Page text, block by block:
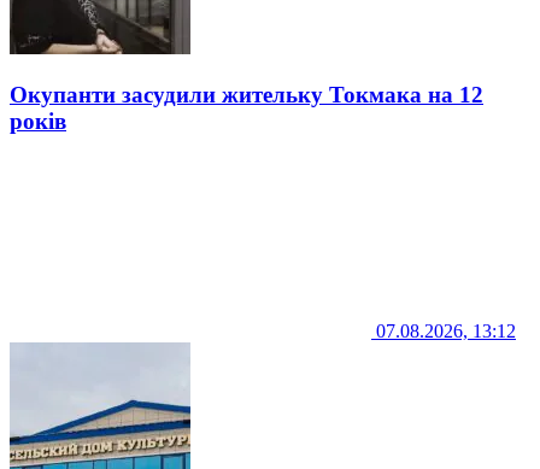
Окупанти засудили жительку Токмака на 12
років
07.08.2026, 13:12